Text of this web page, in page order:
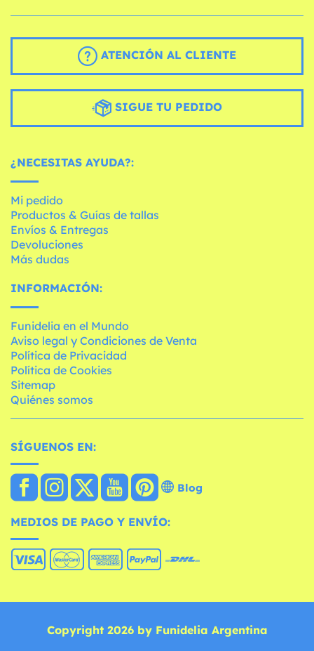
ATENCIÓN AL CLIENTE
SIGUE TU PEDIDO
¿NECESITAS AYUDA?:
Mi pedido
Productos & Guías de tallas
Envíos & Entregas
Devoluciones
Más dudas
INFORMACIÓN:
Funidelia en el Mundo
Aviso legal y Condiciones de Venta
Política de Privacidad
Política de Cookies
Sitemap
Quiénes somos
SÍGUENOS EN:
Blog
MEDIOS DE PAGO Y ENVÍO:
Copyright 2026 by Funidelia Argentina